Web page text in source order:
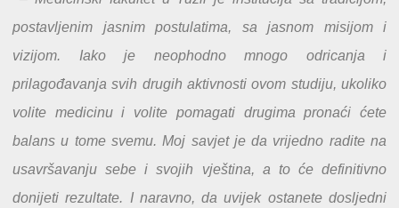
postavljenim jasnim postulatima, sa jasnom misijom i
vizijom. Iako je neophodno mnogo odricanja i
prilagođavanja svih drugih aktivnosti ovom studiju, ukoliko
volite medicinu i volite pomagati drugima pronaći ćete
balans u tome svemu. Moj savjet je da vrijedno radite na
usavršavanju sebe i svojih vještina, a to će definitivno
donijeti rezultate. I naravno, da uvijek ostanete dosljedni